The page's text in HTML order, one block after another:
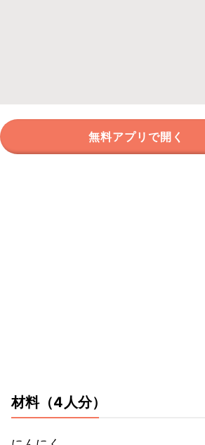
無料アプリで開く
材料（4人分）